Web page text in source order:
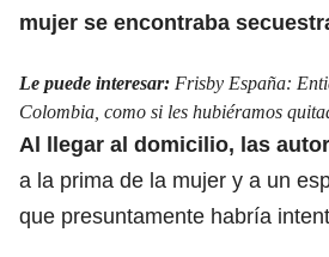
mujer se encontraba
Le puede interesar: Frisby España:
Colombia, como si les hubiéramos
Al llegar al domicilio, las
a la prima de la mujer y a un
que presuntamente habría